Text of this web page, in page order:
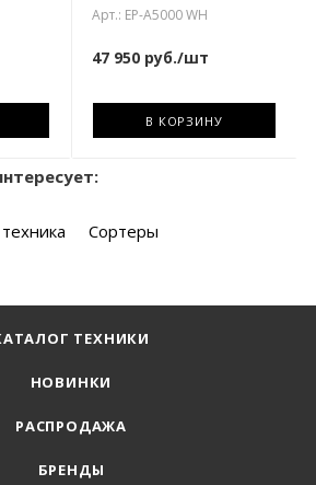
Арт.: EP-A5000 WH
47 950руб./шт
В КОРЗИНУ
Сортеры
ТЕХНИКИ
НОВИНКИ
РАСПРОДАЖА
БРЕНДЫ